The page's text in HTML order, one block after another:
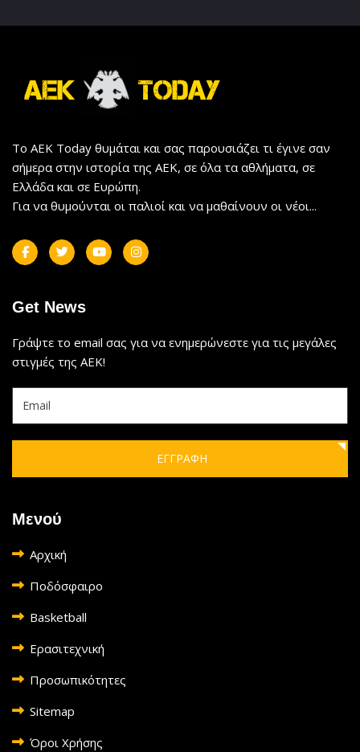
Το AEK Today θυμάται και σας παρουσιάζει τι έγινε σαν
σήμερα στην ιστορία της ΑΕΚ, σε όλα τα αθλήματα, σε
Ελλάδα και σε Ευρώπη.
Για να θυμούνται οι παλιοί και να μαθαίνουν οι νέοι...
Get News
Γράψτε το email σας για να ενημερώνεστε για τις μεγάλες
στιγμές της ΑΕΚ!
ΕΓΓΡΑΦΗ
Μενού
Αρχική
Ποδόσφαιρο
Basketball
Ερασιτεχνική
Προσωπικότητες
Sitemap
Όροι Χρήσης